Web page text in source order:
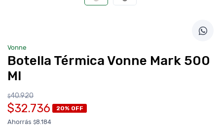
Vonne
Botella Térmica Vonne Mark 500
Ml
$40.920
$32.736 20% OFF
Ahorrás $8.184